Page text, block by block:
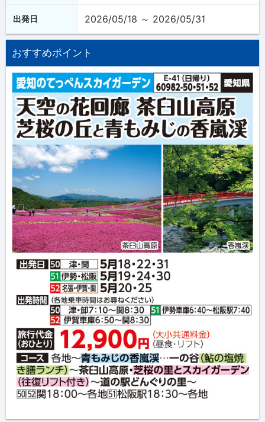
出発日 2026/05/18 ～ 2026/05/31
おすすめポイント